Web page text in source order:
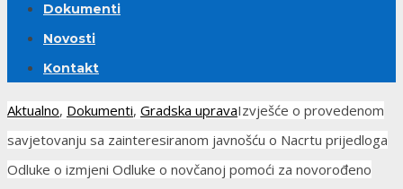
Dokumenti
Novosti
Kontakt
Aktualno, Dokumenti, Gradska upravaIzvješće o provedenom
savjetovanju sa zainteresiranom javnošću o Nacrtu prijedloga
Odluke o izmjeni Odluke o novčanoj pomoći za novorođeno